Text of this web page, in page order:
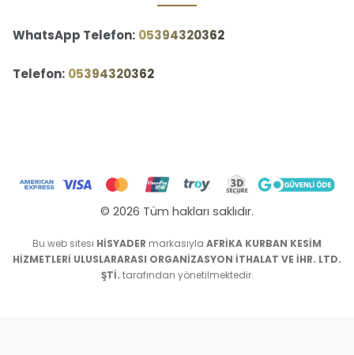
WhatsApp Telefon: ‪05394320362‬
Telefon: ‪05394320362‬
© 2026 Tüm hakları saklıdır.
Bu web sitesi HİSYADER markasıyla AFRİKA KURBAN KESİM
HİZMETLERİ ULUSLARARASI ORGANİZASYON İTHALAT VE İHR. LTD.
ŞTİ. tarafından yönetilmektedir.